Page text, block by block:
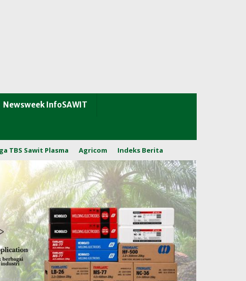
Newsweek InfoSAWIT
TBS Sawit Plasma Agricom Indeks Berita